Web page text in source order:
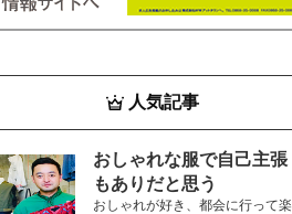
人気記事
おしゃれな服で自己主張
もありだと思う
おしゃれが好き、都会に行って楽